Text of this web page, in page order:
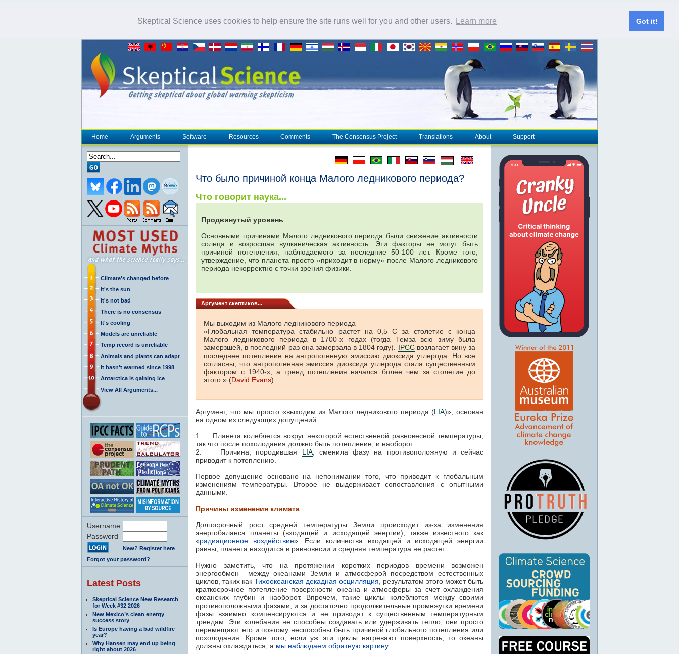
Skeptical Science uses cookies to help ensure the site runs well for you and other users. Learn more Got it!
Home Arguments Software Resources Comments The Consensus Project Translations About Support
Climate's changed before
It's the sun
It's not bad
There is no consensus
It's cooling
Models are unreliable
Temp record is unreliable
Animals and plants can adapt
It hasn't warmed since 1998
Antarctica is gaining ice
View All Arguments...
Username
Password
New? Register here
Forgot your password?
Latest Posts
Skeptical Science New Research
for Week #32 2026
New Mexico’s clean energy
success story
Is Europe having a bad wildfire
year?
Why Hansen may end up being
right about 2026
Что было причиной конца Малого ледникового периода?
Что говорит наука...
Продвинутый уровень
Основными причинами Малого ледникового периода были снижение активности
солнца и возросшая вулканическая активность. Эти факторы не могут быть
причиной потепления, наблюдаемого за последние 50-100 лет. Кроме того,
утверждение, что планета просто «приходит в норму» после Малого ледникового
периода некорректно с точки зрения физики.
Аргумент скептиков...
Мы выходим из Малого ледникового периода
«Глобальная температура стабильно растет на 0,5 С за столетие с конца
Малого ледникового периода в 1700-х годах (тогда Темза всю зиму была
замерзшей, в последний раз она замерзала в 1804 году). IPCCвозлагает вину за
последнее потепление на антропогенную эмиссию диоксида углерода. Но все
согласны, что антропогенная эмиссия диоксида углерода стала существенным
фактором с 1940-х, а тренд потепления начался более чем за столетие до
этого.» (David Evans)
Аргумент, что мы просто «выходим из Малого ледникового периода (LIA)», основан
на одном из следующих допущений:
1. Планета колеблется вокруг некоторой естественной равновесной температуры,
так что после похолодания должно быть потепление, и наоборот.
2. Причина, породившая LIA, сменила фазу на противоположную и сейчас
приводит к потеплению.
Первое допущение основано на непонимании того, что приводит к глобальным
изменениям температуры. Второе не выдерживает сопоставления с опытными
данными.
Причины изменения климата
Долгосрочный рост средней температуры Земли происходит из-за изменения
энергобаланса планеты (входящей и исходящей энергии), также известного как
«радиационное воздействие». Если количества входящей и исходящей энергии
равны, планета находится в равновесии и средняя температура не растет.
Нужно заметить, что на протяжении коротких периодов времени возможен
энергообмен между океанами Земли и атмосферой посредством естественных
циклов, таких как Тихоокеанская декадная осцилляция , результатом этого может быть
краткосрочное потепление поверхности океана и атмосферы за счет охлаждения
океанских глубин и наоборот. Впрочем, такие циклы колеблются между своими
противоположными фазами, и за достаточно продолжительные промежутки времени
фазы взаимно компенсируются и не приводят к существенным температурным
трендам. Эти колебания не способны создавать или удерживать тепло, они просто
перемещают его и поэтому неспособны быть причиной глобального потепления или
похолодания. Кроме того, если уж эти циклы нагревают поверхность, то океаны
должны охлаждаться, а мы наблюдаем обратную картину.